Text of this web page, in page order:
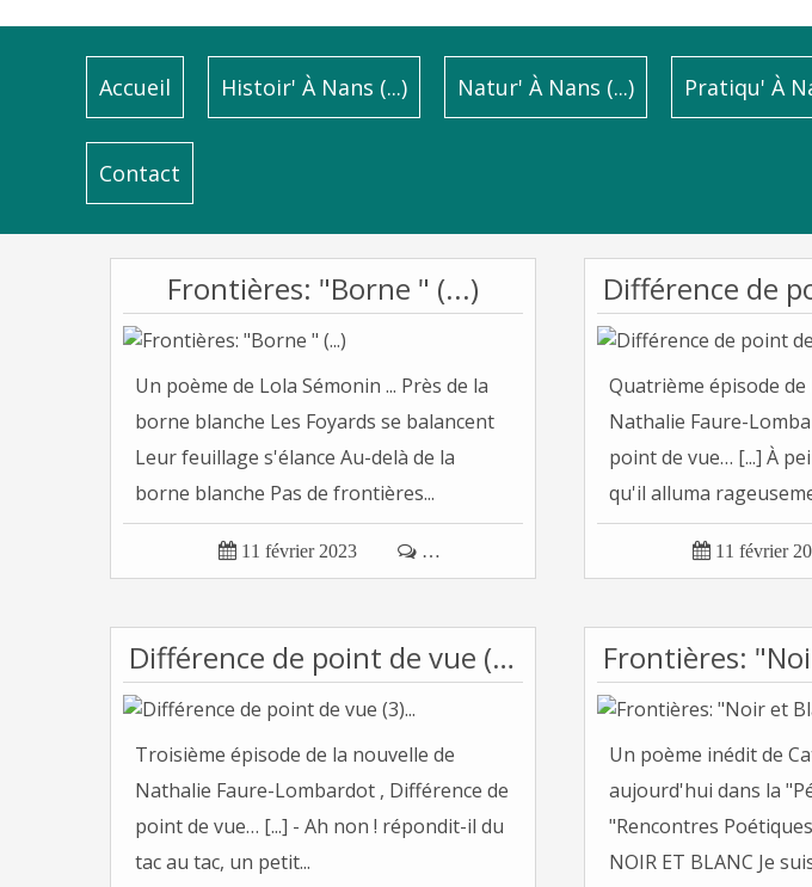
Accueil Histoir' À Nans (...) Natur' À Nans (...) Pratiqu' À
Contact
Frontières: "Borne " (...)
Un poème de Lola Sémonin ... Près de la
borne blanche Les Foyards se balancent
Leur feuillage s'élance Au-delà de la
borne blanche Pas de frontières...
 11 février 2023  …
Quatrième épisode de
Nathalie Faure-
point de vue… [...] À
qu'il alluma
 11 février
Différence de point de vue (3)...
Troisième épisode de la nouvelle de
Nathalie Faure-Lombardot , Différence de
point de vue… [...] - Ah non ! répondit-il du
tac au tac, un petit...
Un poème inédit de
aujourd'hui dans la
"Rencontres
NOIR ET BLANC Je